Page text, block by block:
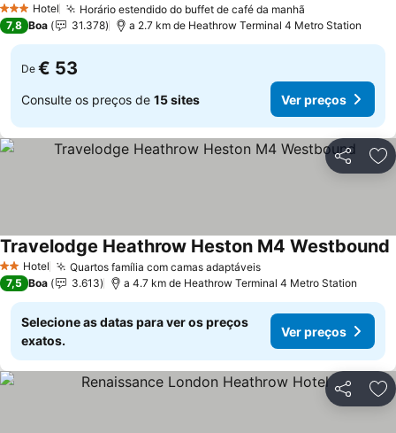
3 EstrelasHotel Horário estendido do buffet de café da manhã
7,8 Boa 31.378 a 2.7 km de Heathrow Terminal 4 Metro Station
De € 53
Consulte os preços de 15 sites Ver preços
Partilhar
2 Estrelas
Hotel Quartos família com camas adaptáveisVer preços
Travelodge Heathrow Heston M4 Westbound
7,5 Boa 3.613 a 4.7 km de Heathrow Terminal 4 Metro Station
Selecione as datas para ver os preços
exatos.
Ver preços
Partilhar